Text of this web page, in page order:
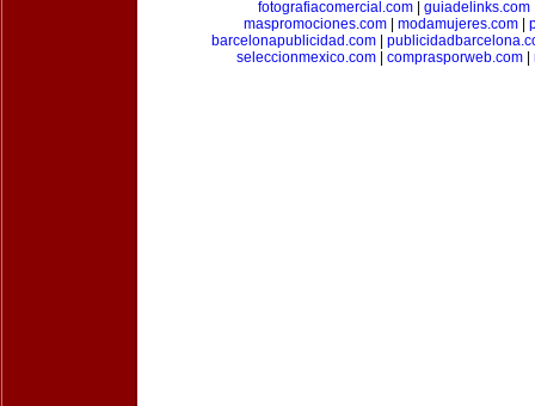
fotografiacomercial.com
guiadelinks.com
maspromociones.com
modamujeres.com
barcelonapublicidad.com|
seleccionmexico.com| comprasporweb.com|